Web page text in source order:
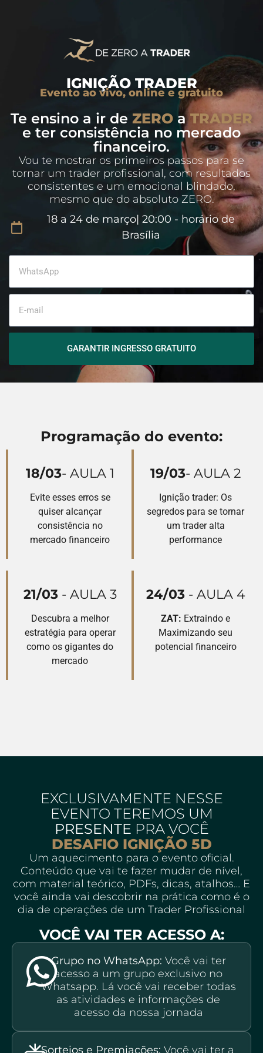
IGNIÇÃO TRADER
Evento ao vivo, online e gratuito
Te ensino a ir de ZERO a TRADER
e ter consistência no mercado
financeiro.
Vou te mostrar os primeiros passos para se
tornar um trader profissional, com resultados
consistentes e um emocional blindado,
mesmo que do absoluto ZERO.
18 a 24 de março| 20:00 - horário de
Brasília
GARANTIR INGRESSO GRATUITO
Programação do evento:
18/03- AULA 1
Evite esses erros se
quiser alcançar
consistência no
mercado financeiro
19/03- AULA 2
Ignição trader: Os
segredos para se tornar
um trader alta
performance
21/03- AULA 3
Descubra a melhor
estratégia para operar
como os gigantes do
mercado
24/03- AULA 4
ZAT: Extraindo e
Maximizando seu
potencial financeiro
EXCLUSIVAMENTE NESSE
EVENTO TEREMOS UM
PRESENTE PRA VOCÊ
DESAFIO IGNIÇÃO 5D
Um aquecimento para o evento oficial.
Conteúdo que vai te fazer mudar de nível,
com material teórico, PDFs, dicas, atalhos… E
você ainda vai descobrir na prática como é o
dia de operações de um Trader Profissional
VOCÊ VAI TER ACESSO A:
Grupo no WhatsApp: Você vai ter
acesso a um grupo exclusivo no
Whatsapp. Lá você vai receber todas
as atividades e informações de
acesso da nossa jornada
Sorteios e Premiações: Você vai ter a